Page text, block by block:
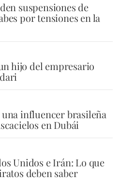
suspensiones de
por tensiones en la
hijo del empresario
influencer brasileña
en Dubái
Unidos e Irán: Lo que
deben saber